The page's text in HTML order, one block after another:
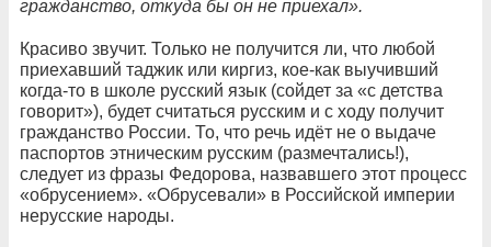
гражданство, откуда бы он не приехал».
Красиво звучит. Только не получится ли, что любой
приехавший таджик или киргиз, кое-как выучивший
когда-то в школе русский язык (сойдет за «с детства
говорит»), будет считаться русским и с ходу получит
гражданство России. То, что речь идёт не о выдаче
паспортов этническим русским (размечтались!),
следует из фразы Федорова, назвавшего этот процесс
«обрусением». «Обрусевали» в Российской империи
нерусские народы.